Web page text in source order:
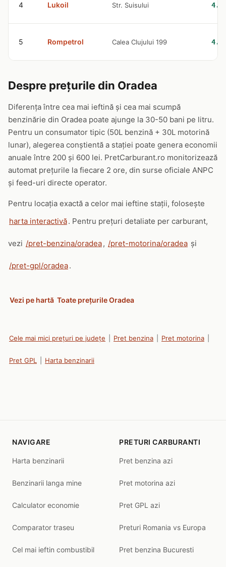
4 Lukoil Str. Suisului
5 Rompetrol Calea Clujului 199
Despre prețurile din Oradea
Diferența între cea mai ieftină și cea mai scumpă
benzinărie din Oradea poate ajunge la 30-50 bani pe litru.
Pentru un consumator tipic (50L benzină + 30L motorină
lunar), alegerea conștientă a stației poate genera economii
anuale între 200 și 600 lei. PretCarburant.ro monitorizează
automat prețurile la fiecare 2 ore, din surse oficiale ANPC
și feed-uri directe operator.
Pentru locația exactă a celor mai ieftine stații, folosește
harta interactivă. Pentru prețuri detaliate per carburant,
vezi /pret-benzina/oradea, /pret-motorina/oradea și
/pret-gpl/oradea.
Vezi pe hartă Toate prețurile Oradea
Cele mai mici prețuri pe județe Pret benzina Pret motorina
Pret GPL Harta benzinarii
NAVIGARE
Harta benzinarii
Benzinarii langa mine
Calculator economie
Comparator traseu
Cel mai ieftin combustibil
PRETURI CARBURANTI
Pret benzina azi
Pret motorina azi
Pret GPL azi
Preturi Romania vs Europa
Pret benzina Bucuresti